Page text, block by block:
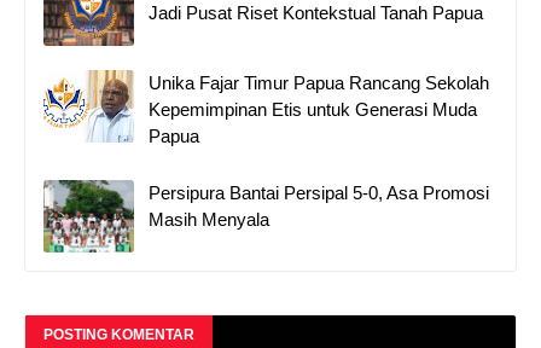
Jadi Pusat Riset Kontekstual Tanah Papua
Unika Fajar Timur Papua Rancang Sekolah
Kepemimpinan Etis untuk Generasi Muda
Papua
Persipura Bantai Persipal 5-0, Asa Promosi
Masih Menyala
POSTING KOMENTAR